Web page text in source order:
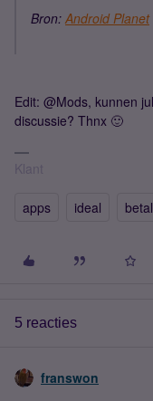
Bron: Android Planet
Edit: @Mods, kunnen
discussie? Thnx 🙂
Klant
apps ideal
5 reacties
franswon